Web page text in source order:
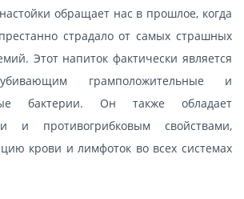
обращает нас в прошлое, когда
страдало от самых страшных
Этот напиток фактически является
грамположительные и
бактерии. Он также обладает
и противогрибковым свойствами,
крови и лимфоток во всех системах